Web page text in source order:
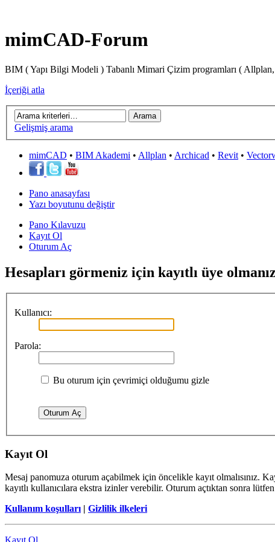
mimCAD-Forum
BIM ( Yapı Bilgi Modeli ) Tabanlı Mimari Çizim programları (
İçeriği atla
Gelişmiş arama
mimCAD • BIM Akademi • Allplan • Archicad • Revit•
Pano anasayfası
Yazı boyutunu değiştir
Pano Kılavuzu
Kayıt Ol
Oturum Aç
Hesapları görmeniz için kayıtlı üye
Kullanıcı:
Parola:
Bu oturum için çevrimiçi olduğumu gizle
Kayıt Ol
Mesaj panomuza oturum açabilmek için öncelikle kayıt olmalısınız.
kayıtlı kullanıcılara ekstra izinler verebilir. Oturum açtıktan sonra
Kullanım koşulları | Gizlilik ilkeleri